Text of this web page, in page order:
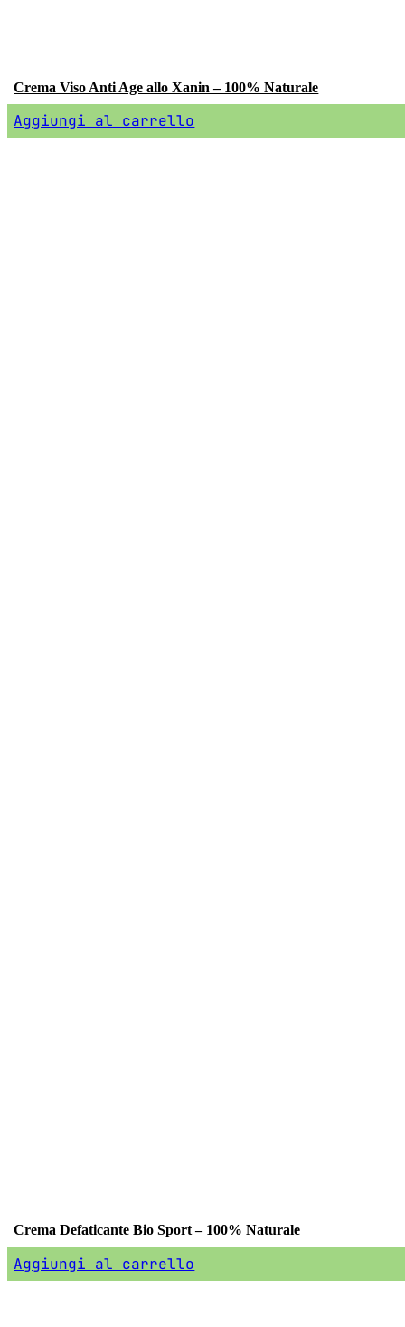
Crema Viso Anti Age allo Xanin – 100% Naturale
Aggiungi al carrello
Crema Defaticante Bio Sport – 100% Naturale
Aggiungi al carrello